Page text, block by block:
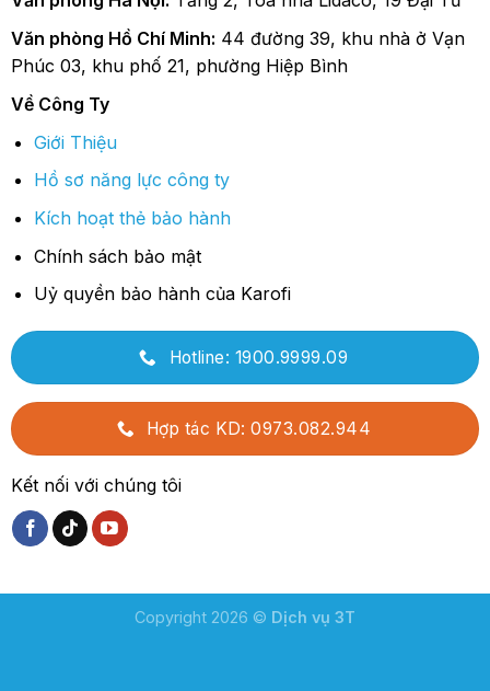
Văn phòng Hồ Chí Minh: 44 đường 39, khu nhà ở Vạn
Phúc 03, khu phố 21, phường Hiệp Bình
Về Công Ty
Giới Thiệu
Hồ sơ năng lực công ty
Kích hoạt thẻ bảo hành
Chính sách bảo mật
Uỷ quyền bảo hành của Karofi
Hotline: 1900.9999.09
Hợp tác KD: 0973.082.944
Kết nối với chúng tôi
Copyright 2026 © Dịch vụ 3T